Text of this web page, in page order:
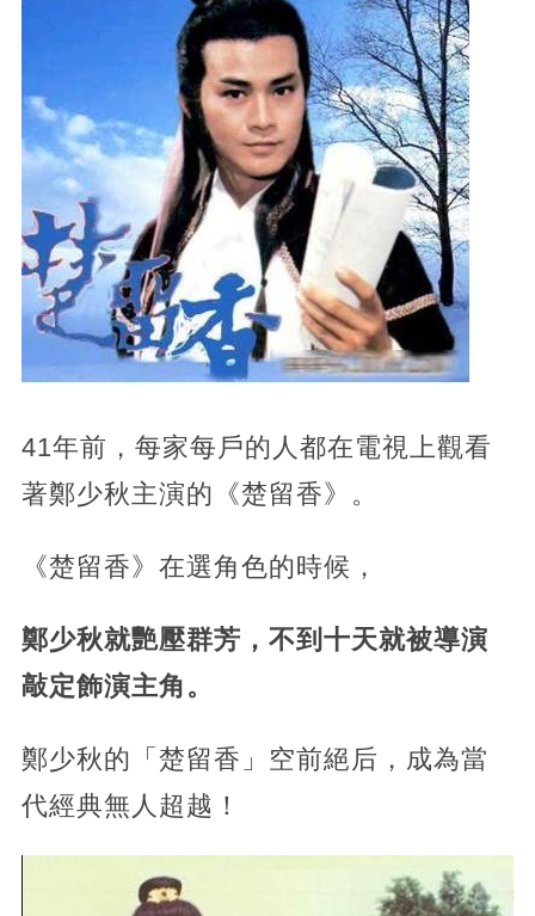
41年前，每家每戶的人都在電視上觀看
著鄭少秋主演的《楚留香》。
《楚留香》在選角色的時候，
鄭少秋就艷壓群芳，不到十天就被導演
敲定飾演主角。
鄭少秋的「楚留香」空前絕后，成為當
代經典無人超越！